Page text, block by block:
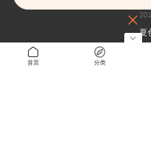
夏
首页 分类